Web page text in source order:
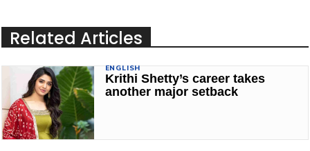
Related Articles
ENGLISH
Krithi Shetty’s career takes
another major setback